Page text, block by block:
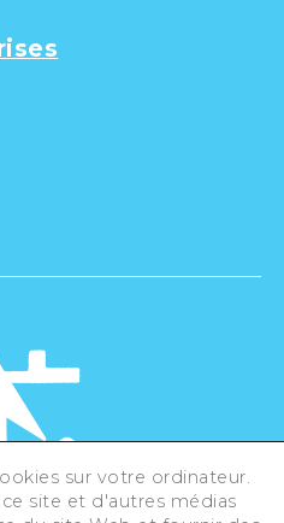
sur votre ordinateur.
site et d'autres médias